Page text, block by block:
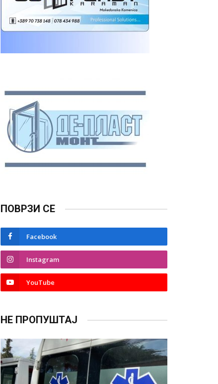
ПОВРЗИ СЕ
Facebook
Instagram
YouTube
НЕ ПРОПУШТАЈ